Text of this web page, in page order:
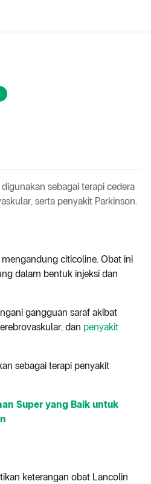
sebagai terapi cedera
serta penyakit Parkinson.
citicoline. Obat ini
dalam bentuk injeksi dan
gangguan saraf akibat
dan penyakit
sebagai terapi penyakit
Super yang Baik untuk
keterangan obat Lancolin